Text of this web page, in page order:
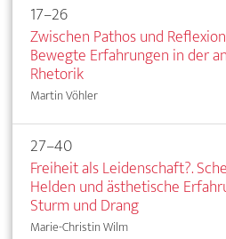
17–26
Zwischen Pathos und
Bewegte Erfahrungen in der
Rhetorik
Martin Vöhler
27–40
Freiheit als Leidenschaft?.
Helden und ästhetische
Sturm und Drang
Marie-Christin Wilm